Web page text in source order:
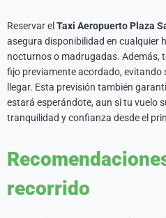
Reservar el Taxi Aeropuerto Plaza
asegura disponibilidad en cualquier
nocturnos o madrugadas. Además,
fijo previamente acordado, evitando
llegar. Esta previsión también
estará esperándote, aun si tu vuelo
tranquilidad y confianza desde el
recorrido